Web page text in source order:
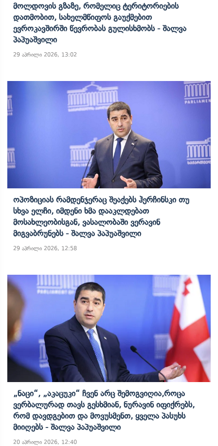
Მოლდოვის Გზაზე, Რომელიც Ტერიტორიების
Დათმობით, Სახელმწიფოს Გაუქმებით
Ევროკავშირში Წევრობას Გულისხმობს - Შალვა
Პაპუაშვილი
29 აპრილი 2026, 13:02
Ოპოზიციას Რამდენჯერაც Შეაქებს​ Ჰერჩინსკი Თუ
Სხვა Ელჩი, Იმდენი Ხმა Დააკლდებათ
Მოსახლეობისგან, Ვასალობაში Ვერავინ
Მიგვაბრუნებს - Შალვა Პაპუაშვილი
29 აპრილი 2026, 12:58
„ნაცი“, „აკაცუკი“ Ჩვენ Არც Შემოგვიღია,როცა
Ვერბალურად Თავს Გესხმიან, Ნურავინ Იფიქრებს,
Რომ Დავდგებით Და Მოვუსმენთ, Ყველა Პასუხს
Მიიღებს - Შალვა Პაპუაშვილი
20 აპრილი 2026, 12:40